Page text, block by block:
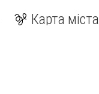
Карта міста